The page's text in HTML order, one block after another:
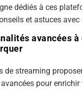
dédiés à ces
et astuces avec
avancées
de streaming
pour enrichir